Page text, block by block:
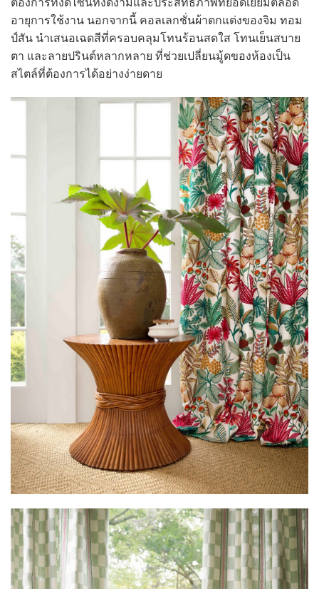
อายุการใช้งาน นอกจากนี้ คอลเลกชั่นผ้าตกแต่งของจิม ทอม
ป์สัน นำเสนอเฉดสีที่ครอบคลุมโทนร้อนสดใส โทนเย็นสบาย
ตา และลายปรินต์หลากหลาย ที่ช่วยเปลี่ยนมู้ดของห้องเป็น
สไตล์ที่ต้องการได้อย่างง่ายดาย